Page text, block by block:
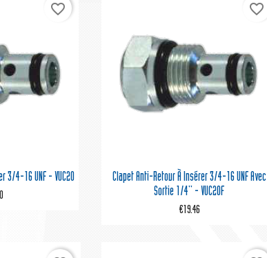
view
3/4-16 UNF - VUC20
favorite_border
 Quick view
Clapet Anti-Retour À Insérer 3/4-16 UNF Avec
Sortie 1/4'' - VUC20F
€19.46
favorite_border